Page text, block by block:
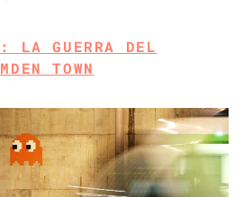
LA GUERRA DEL
TOWN